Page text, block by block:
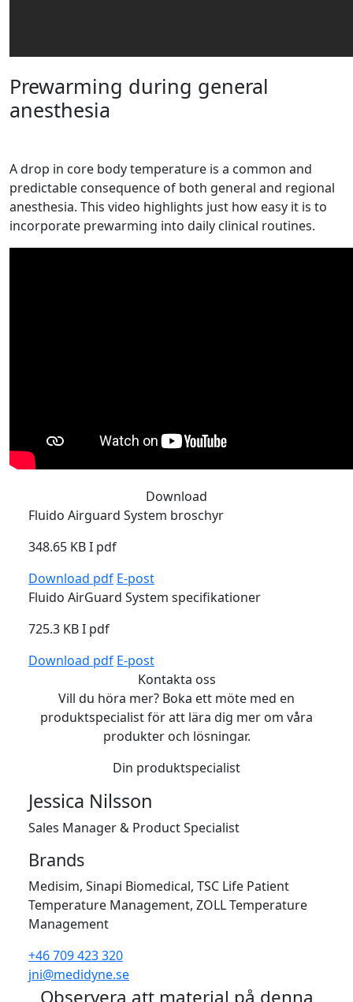
Prewarming during general
anesthesia
A drop in core body temperature is a common and
predictable consequence of both general and regional
anesthesia. This video highlights just how easy it is to
incorporate prewarming into daily clinical routines.
Download
Fluido Airguard System broschyr
348.65 KB I pdf
Download pdf E-post
Fluido AirGuard System specifikationer
725.3 KB I pdf
Download pdf E-post
Kontakta oss
Vill du höra mer? Boka ett möte med en
produktspecialist för att lära dig mer om våra
produkter och lösningar.
Din produktspecialist
Jessica Nilsson
Sales Manager & Product Specialist
Brands
Medisim, Sinapi Biomedical, TSC Life Patient
Temperature Management, ZOLL Temperature
Management
+46 709 423 320
jni@medidyne.se